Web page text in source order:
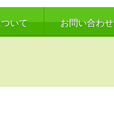
いて お問い合わせ